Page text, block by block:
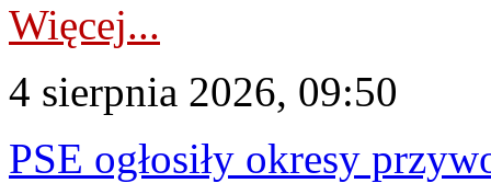
Więcej...
4 sierpnia 2026, 09:50
PSE ogłosiły okresy